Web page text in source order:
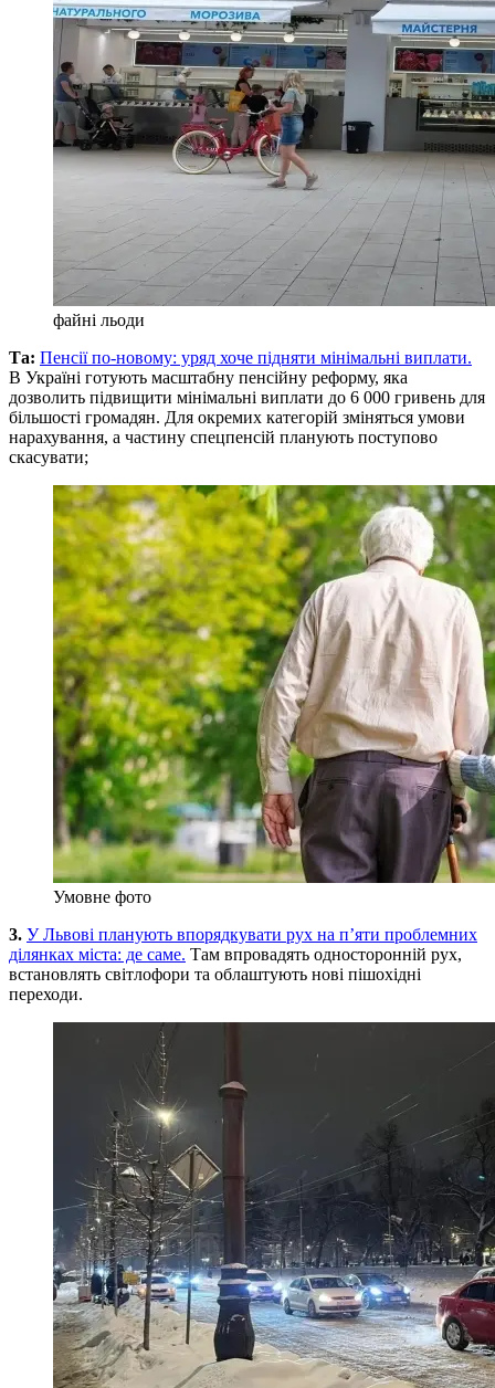
файні льоди
Та: Пенсії по-новому: уряд хоче підняти мінімальні виплати.
В Україні готують масштабну пенсійну реформу, яка
дозволить підвищити мінімальні виплати до 6 000 гривень для
більшості громадян. Для окремих категорій зміняться умови
нарахування, а частину спецпенсій планують поступово
скасувати;
Умовне фото
3. У Львові планують впорядкувати рух на п’яти проблемних
ділянках міста: де саме. Там впровадять односторонній рух,
встановлять світлофори та облаштують нові пішохідні
переходи.